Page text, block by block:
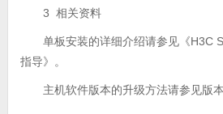
3 相关资料
单板安装的详细介绍请参见《H3C
指导》。
主机软件版本的升级方法请参见版本